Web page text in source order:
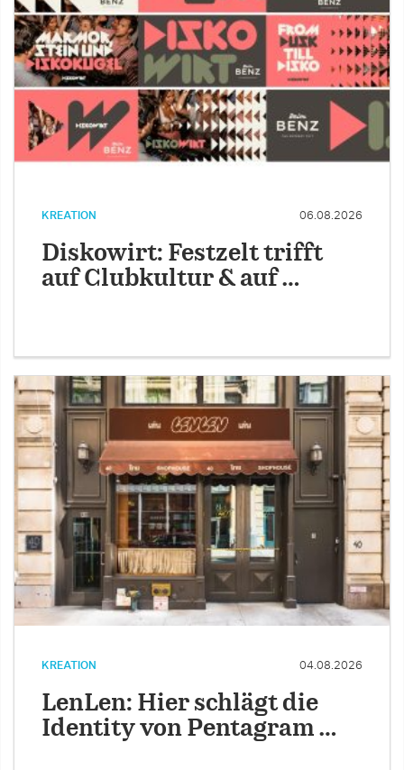
KREATION 06.08.2026
Diskowirt: Festzelt trifft
auf Clubkultur & auf …
KREATION 04.08.2026
LenLen: Hier schlägt die
Identity von Pentagram …